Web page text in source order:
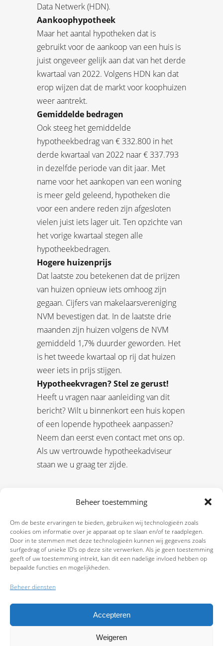
Beheer toestemming
Om de beste ervaringen te bieden, gebruiken wij technologieën zoals
cookies om informatie over je apparaat op te slaan en/of te raadplegen.
Door in te stemmen met deze technologieën kunnen wij gegevens zoals
surfgedrag of unieke ID's op deze site verwerken. Als je geen toestemming
geeft of uw toestemming intrekt, kan dit een nadelige invloed hebben op
bepaalde functies en mogelijkheden.
Beheer diensten
Accepteren
Weigeren
Data Netwerk (HDN).
Aankoophypotheek
Maar het aantal hypotheken dat is
gebruikt voor de aankoop van een huis is
juist ongeveer gelijk aan dat van het derde
kwartaal van 2022. Volgens HDN kan dat
erop wijzen dat de markt voor koophuizen
weer aantrekt.
Gemiddelde bedragen
Ook steeg het gemiddelde
hypotheekbedrag van € 332.800 in het
derde kwartaal van 2022 naar € 337.793
in dezelfde periode van dit jaar. Met
name voor het aankopen van een woning
is meer geld geleend, hypotheken die
voor een andere reden zijn afgesloten
vielen juist iets lager uit. Ten opzichte van
het vorige kwartaal stegen alle
hypotheekbedragen.
Hogere huizenprijs
Dat laatste zou betekenen dat de prijzen
van huizen opnieuw iets omhoog zijn
gegaan. Cijfers van makelaarsvereniging
NVM bevestigen dat. In de laatste drie
maanden zijn huizen volgens de NVM
gemiddeld 1,7% duurder geworden. Het
is het tweede kwartaal op rij dat huizen
weer iets in prijs stijgen.
Hypotheekvragen? Stel ze gerust!
Heeft u vragen naar aanleiding van dit
bericht? Wilt u binnenkort een huis kopen
of een lopende hypotheek aanpassen?
Neem dan eerst even contact met ons op.
Als uw vertrouwde hypotheekadviseur
staan we u graag ter zijde.